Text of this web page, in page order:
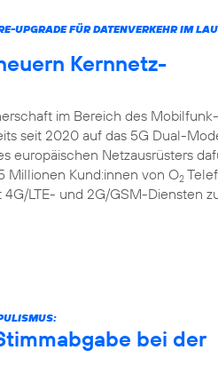
UPGRADE FÜR DATENVERKEHR IM
Kernnetz-
im Bereich des Mobilfunk-
seit 2020 auf das 5G Dual-
europäischen Netzausrüsters
Millionen Kund:innen von O2
LTE- und 2G/GSM-Diensten
bei der